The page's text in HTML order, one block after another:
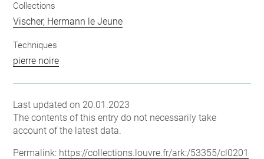
Collections
Vischer, Hermann le Jeune
Techniques
pierre noire
Last updated on 20.01.2023
The contents of this entry do not necessarily take
account of the latest data.
Permalink: https://collections.louvre.fr/ark:/53355/cl0201